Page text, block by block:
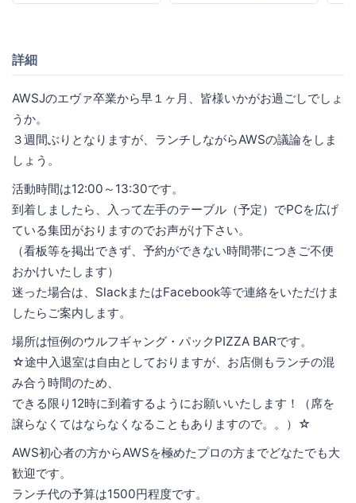
詳細
AWSJのエヴァ卒業から早１ヶ月、皆様いかがお過ごしでしょ
うか。
３週間ぶりとなりますが、ランチしながらAWSの議論をしま
しょう。
活動時間は12:00～13:30です。
到着しましたら、入って左手のテーブル（予定）でPCを広げ
ている集団がおりますのでお声がけ下さい。
（看板等を掲出できず、予約ができない時間帯につきご不便
おかけいたします）
迷った場合は、SlackまたはFacebook等で連絡をいただけま
したらご案内します。
場所は恒例のウルフギャング・パックPIZZA BARです。
☆途中入退室は自由としておりますが、お店側もランチの混
み合う時間のため、
できる限り12時に到着するようにお願いいたします！（席を
譲らなくてはならなくなることもありますので。。）☆
AWS初心者の方からAWSを極めたプロの方までどなたでも大
歓迎です。
ランチ代の予算は1500円程度です。